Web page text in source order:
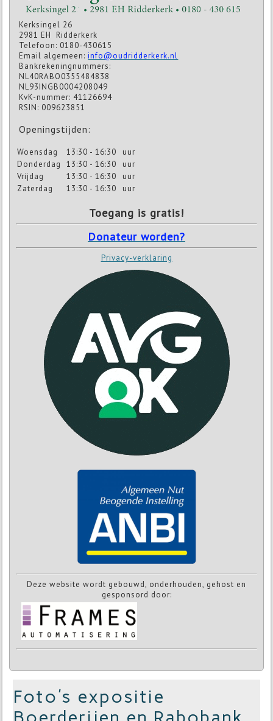
Kerksingel 26
2981 EH Ridderkerk
Telefoon: 0180-430615
Email algemeen:info@oudridderkerk.nl
Bankrekeningnummers:
NL40RABO0355484838
NL93INGB0004208049
KvK-nummer: 41126694
RSIN: 009623851
Openingstijden:
Woensdag 13:30 - 16:30
uur
Donderdag
13:30 - 16:30
uur
Vrijdag
13:30 - 16:30
uur
Zaterdag
13:30 - 16:30 uur
Toegang is gratis!
Donateur worden?
Privacy-verklaring
Deze website wordt gebouwd, onderhouden, gehost en
gesponsord door:
Foto's expositie